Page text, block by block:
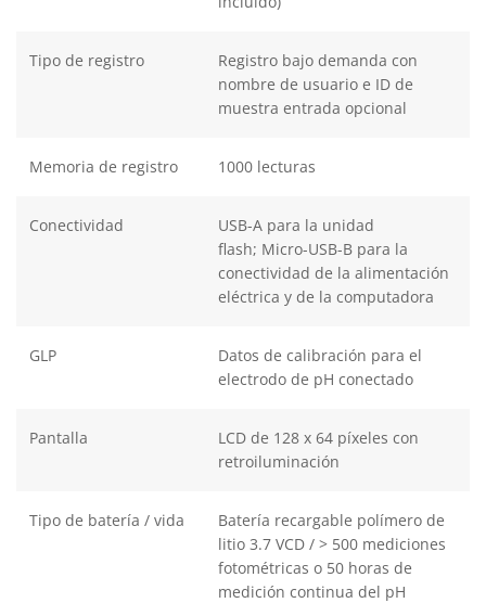
Tipo de registro
Registro bajo demanda con
nombre de usuario e ID de
muestra entrada opcional
Memoria de registro 1000 lecturas
Conectividad
USB-A para la unidad
flash; Micro-USB-B para la
conectividad de la alimentación
eléctrica y de la computadora
GLP
Datos de calibración para el
electrodo de pH conectado
Pantalla
LCD de 128 x 64 píxeles con
retroiluminación
Tipo de batería / vida
Batería recargable polímero de
litio 3.7 VCD / > 500 mediciones
fotométricas o 50 horas de
medición continua del pH